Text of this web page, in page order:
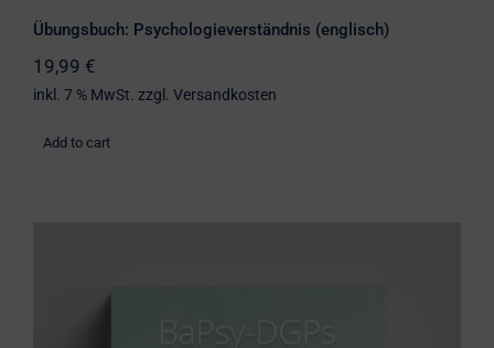
Übungsbuch: Psychologieverständnis (englisch)
19,99 €
inkl. 7 % MwSt. zzgl. Versandkosten
Add to cart